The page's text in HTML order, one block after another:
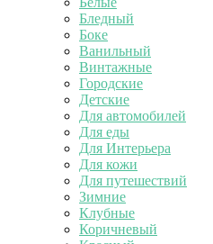
Бледный
Боке
Ванильный
Винтажные
Городские
Детские
Для автомобилей
Для еды
Для Интерьера
Для кожи
Для путешествий
Зимние
Клубные
Коричневый